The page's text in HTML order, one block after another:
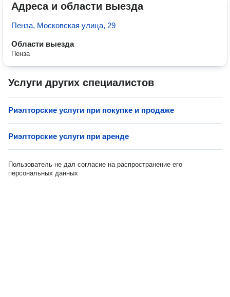
Адреса и области выезда
Пенза, Московская улица, 29
Области выезда
Пенза
Услуги других специалистов
Риэлторские услуги при покупке и продаже
Риэлторские услуги при аренде
Пользователь не дал согласие на распространение его
персональных данных